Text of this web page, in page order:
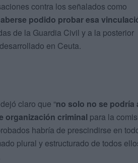
contra los señalados como
podido probar esa
de la Guardia Civil y a la posterior
en Ceuta.
claro que “no solo no se podría
organización criminal para la
habría de prescindirse en
plural y estructurado de todos